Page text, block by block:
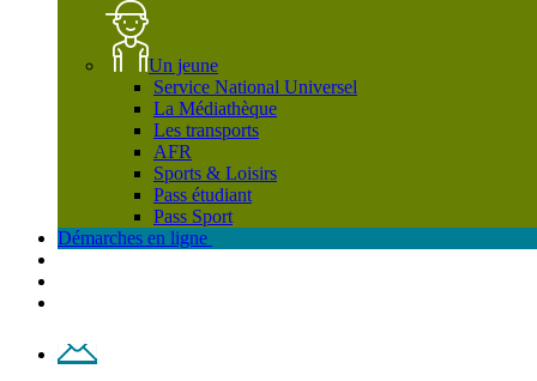
Un jeune
Service National Universel
La Médiathèque
Les transports
AFR
Sports & Loisirs
Pass étudiant
Pass Sport
Démarches en ligne
Contact